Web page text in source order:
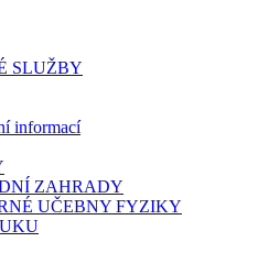
SLUŽBY
informací
ZAHRADY
UČEBNY FYZIKY